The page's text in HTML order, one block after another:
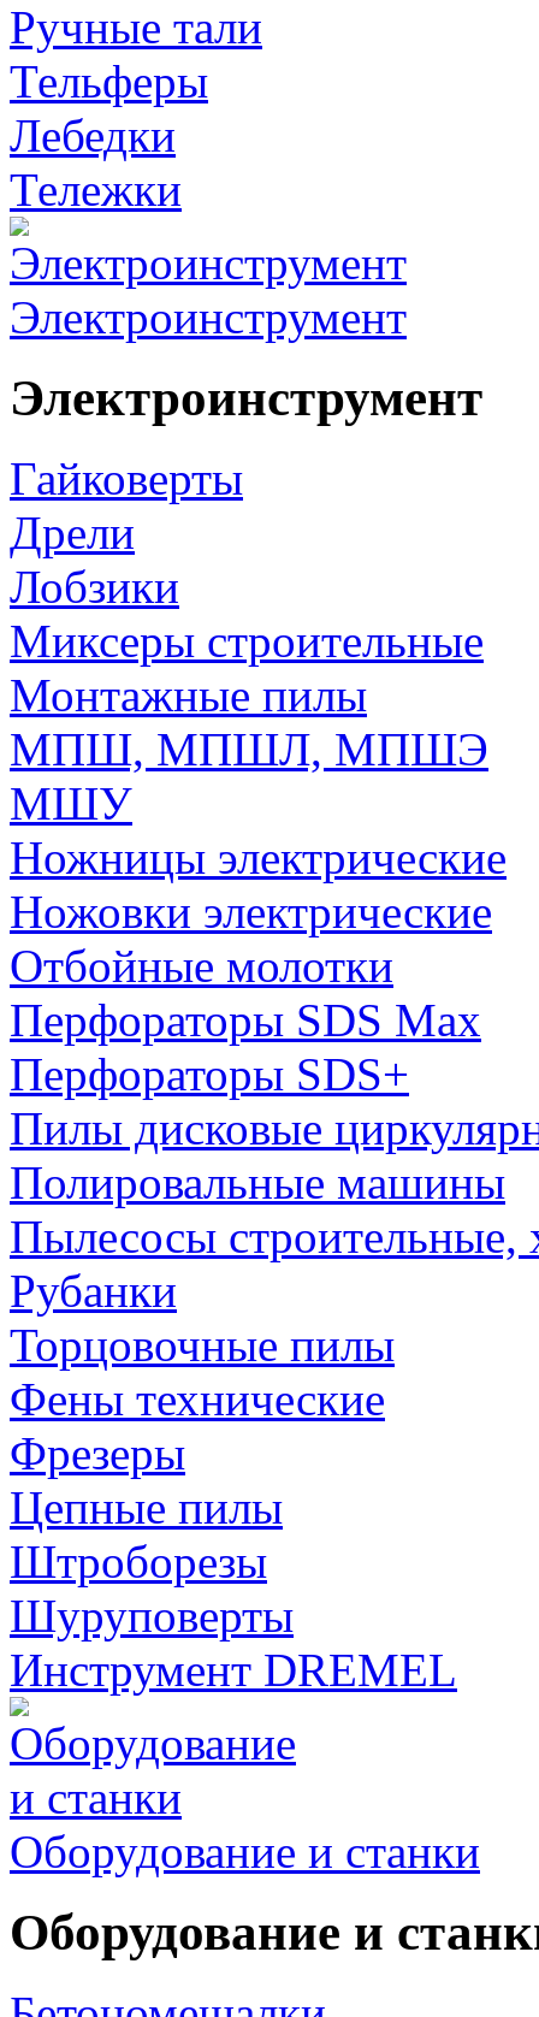
Ручные тали
Тельферы
Лебедки
Тележки
Электроинструмент
Электроинструмент
Гайковерты
Дрели
Лобзики
Миксеры строительные
Монтажные пилы
МПШ, МПШЛ, МПШЭ
МШУ
Ножницы электрические
Ножовки электрические
Отбойные молотки
Перфораторы SDS Max
Перфораторы SDS+
Пилы дисковые
Полировальные машины
Пылесосы строительные,
Рубанки
Торцовочные пилы
Фены технические
Фрезеры
Цепные пилы
Штроборезы
Шуруповерты
Инструмент DREMEL
Оборудование и станки
Оборудование и